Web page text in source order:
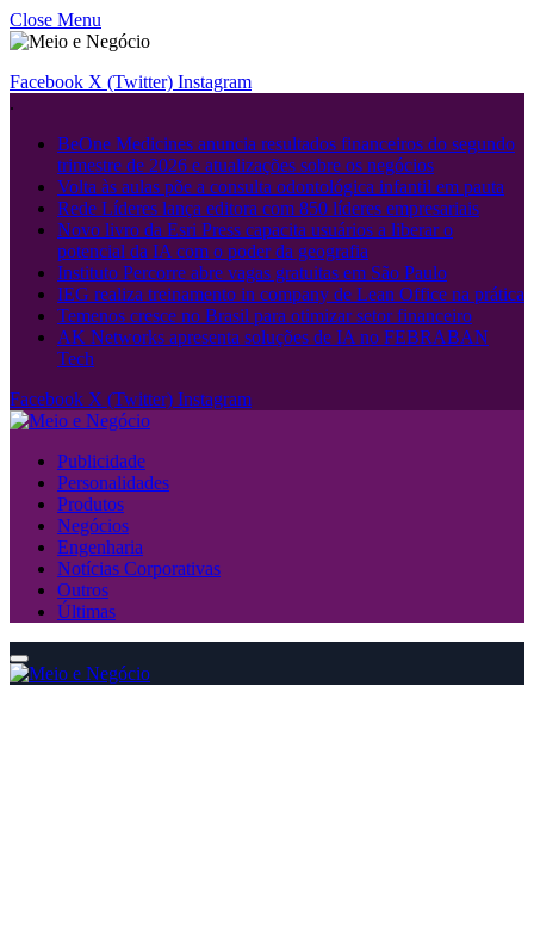
Close Menu
Facebook X (Twitter) Instagram
.
BeOne Medicines anuncia resultados financeiros do segundo
trimestre de 2026 e atualizações sobre os negócios
Volta às aulas põe a consulta odontológica infantil em pauta
Rede Líderes lança editora com 850 líderes empresariais
Novo livro da Esri Press capacita usuários a liberar o
potencial da IA ​​com o poder da geografia
Instituto Percorre abre vagas gratuitas em São Paulo
IEG realiza treinamento in company de Lean Office na prática
Temenos cresce no Brasil para otimizar setor financeiro
AK Networks apresenta soluções de IA no FEBRABAN
Tech
Facebook X (Twitter) Instagram
Publicidade
Personalidades
Produtos
Negócios
Engenharia
Notícias Corporativas
Outros
Últimas